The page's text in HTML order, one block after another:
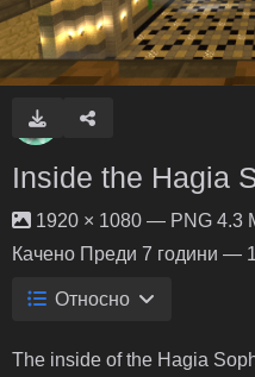
Inside the Hagia
1920 × 1080 — PNG 4.3
Качено Преди 7 години —
Относно
The inside of the Hagia